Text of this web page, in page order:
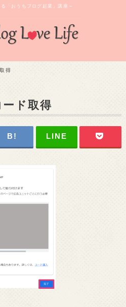
「おうちブログ起業」講座～
得
ド取得